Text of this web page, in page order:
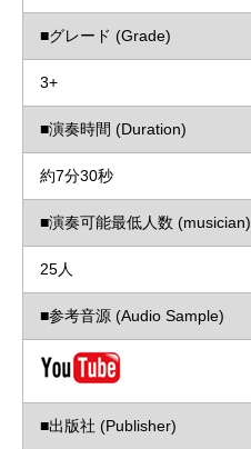
■グレード (Grade)
3+
■演奏時間 (Duration)
約7分30秒
■演奏可能最低人数 (musician)
25人
■参考音源 (Audio Sample)
■出版社 (Publisher)